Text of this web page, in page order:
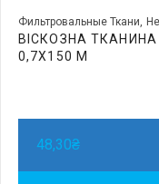
Фильтровальные Ткани
ВІСКОЗНА
0,7Х150 М
48,30₴